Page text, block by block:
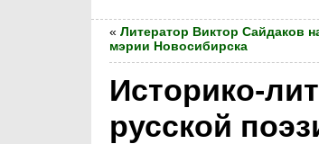
« Литератор Виктор Сайдаков
мэрии Новосибирска
Историко-
русской